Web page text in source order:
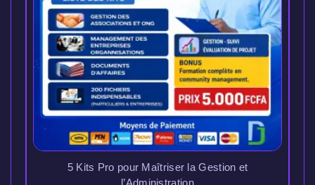
5 Kits Pro pour Maîtriser la Gestion et
l’Administration